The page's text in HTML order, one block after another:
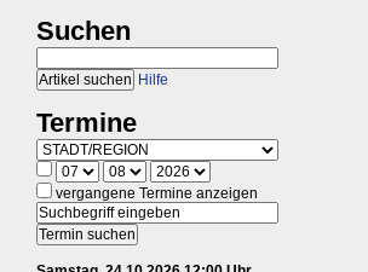
Suchen
Hilfe
Termine
vergangene Termine anzeigen